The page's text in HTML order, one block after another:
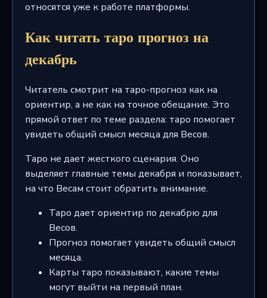
относятся уже к работе платформы.
Как читать таро прогноз на
декабрь
Читатель смотрит на таро-прогноз как на
ориентир, а не как на точное обещание. Это
прямой ответ по теме раздела: таро помогает
увидеть общий смысл месяца для Весов.
Таро не дает жесткого сценария. Оно
выделяет главные темы декабря и показывает,
на что Весам стоит обратить внимание.
Таро дает ориентир по декабрю для
Весов.
Прогноз помогает увидеть общий смысл
месяца.
Карты таро показывают, какие темы
могут выйти на первый план.